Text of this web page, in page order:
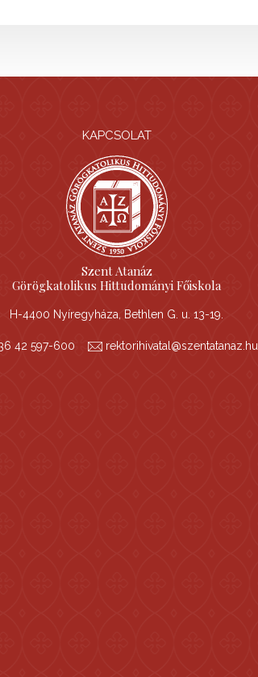
KAPCSOLAT
Szent Atanáz
Görögkatolikus Hittudományi Főiskola
H-4400 Nyíregyháza, Bethlen G. u. 13-19.
42 597-600 rektorihivatal@szentatanaz.hu